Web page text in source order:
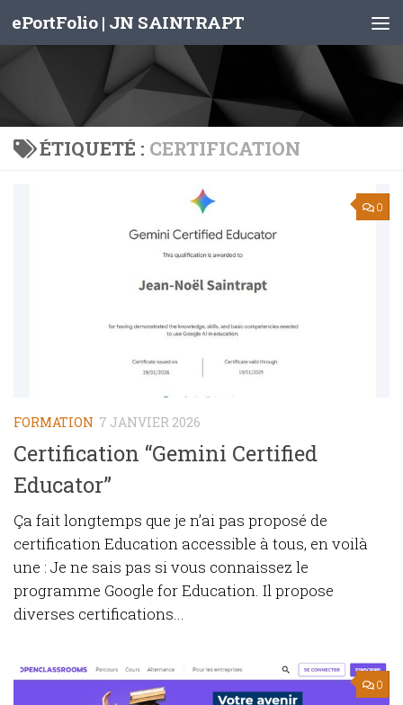
Skip to content
ePortFolio | JN SAINTRAPT
ÉTIQUETÉ : CERTIFICATION
0
FORMATION 7 JANVIER 2026
Certification “Gemini Certified
Educator”
Ça fait longtemps que je n’ai pas proposé de
certification Education accessible à tous, en voilà
une : Je ne sais pas si vous connaissez le
programme Google for Education. Il propose
diverses certifications...
0